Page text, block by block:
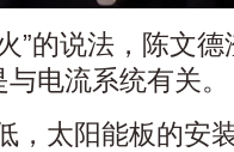
”的说法，陈文
与电流系统有关
，太阳能板的安